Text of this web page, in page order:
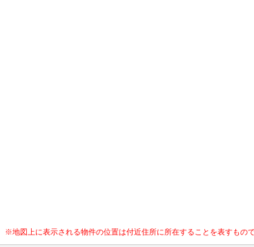
※地図上に表示される物件の位置は付近住所に所在することを表すもの